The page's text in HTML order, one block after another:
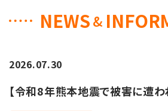
NEWS&
2026.07.30
【令和8年熊本地震で被害に遭わ